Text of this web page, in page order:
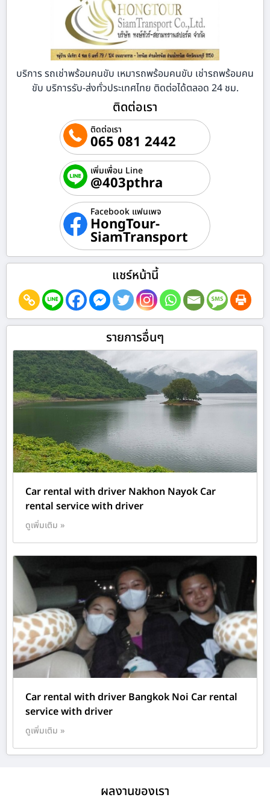
บริการ รถเช่าพร้อมคนขับ เหมารถพร้อมคนขับ เช่ารถพร้อมคน
ขับ บริการรับ-ส่งทั่วประเทศไทย ติดต่อได้ตลอด 24 ชม.
ติดต่อเรา
ติดต่อเรา
065 081 2442
เพิ่มเพื่อน Line
@403pthra
Facebook แฟนเพจ
HongTour-
SiamTransport
แชร์หน้านี้
รายการอื่นๆ
Car rental with driver Nakhon Nayok Car
rental service with driver
ดูเพิ่มเติม »
Car rental with driver Bangkok Noi Car rental
service with driver
ดูเพิ่มเติม »
ผลงานของเรา